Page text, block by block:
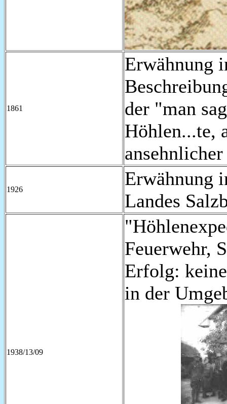
1861
Erwähnung
der "man
Höhlen...te,
1926
Erwähnung
Landes
1938/13/09
Feuerwehr,
Erfolg:
in der